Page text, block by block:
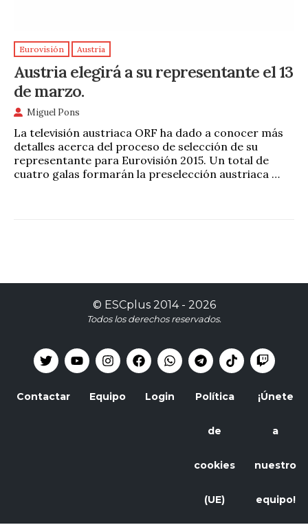
Eurovisión Austria
Austria elegirá a su representante el 13
de marzo.
Miguel Pons
La televisión austriaca ORF ha dado a conocer más
detalles acerca del proceso de selección de su
representante para Eurovisión 2015. Un total de
cuatro galas formarán la preselección austriaca …
© ESCplus2014 - 2026
Todos los derechos reservados.
Contactar Equipo Login Política
de
cookies
(UE)
¡Únete
a
nuestro
equipo!